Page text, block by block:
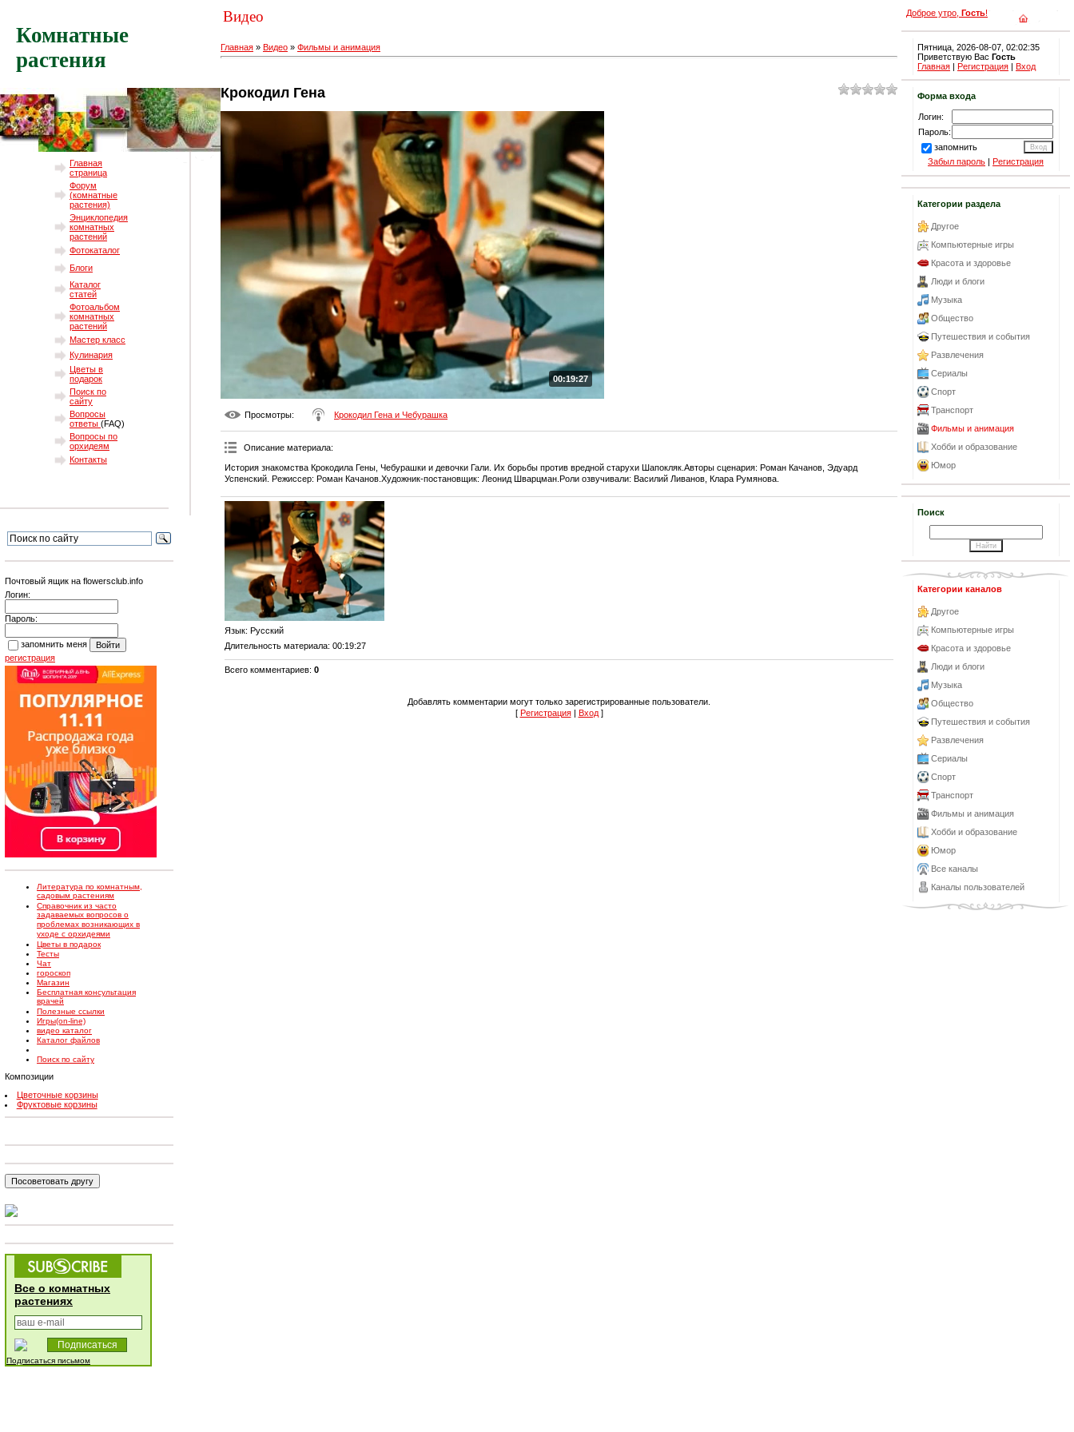
Комнатные
растения
Главная
страница
Форум
(комнатные
растения)
Энциклопедия
комнатных
растений
Фотокаталог
Блоги
Каталог
статей
Фотоальбом
комнатных
растений
Мастер класс
Кулинария
Цветы в
подарок
Поиск по
сайту
Вопросы
ответы (FAQ)
Вопросы по
орхидеям
Контакты
Почтовый ящик на flowersclub.info
Логин:
Пароль:
запомнить меня
регистрация
Литература по комнатным,
садовым растениям
Справочник из часто
задаваемых вопросов о
проблемах возникающих в
уходе с орхидеями
Цветы в подарок
Тесты
Чат
гороскоп
Магазин
Бесплатная консультация
врачей
Полезные ссылки
Игры(on-line)
видео каталог
Каталог файлов
Поиск по сайту
Композиции
Цветочные корзины
Фруктовые корзины
Все о комнатных
растениях
Подписаться письмом
Видео Доброе утро, Гость!
Главная » Видео » Фильмы и анимация
Крокодил Гена
00:19:27
Просмотры: Крокодил Гена и Чебурашка
Описание материала:
История знакомства Крокодила Гены, Чебурашки и девочки Гали. Их борьбы против вредной старухи Шапокляк.Авторы сценария: Роман Качанов, Эдуард
Успенский. Режиссер: Роман Качанов.Художник-постановщик: Леонид Шварцман.Роли озвучивали: Василий Ливанов, Клара Румянова.
Язык: Русский
Длительность материала: 00:19:27
Всего комментариев: 0
Добавлять комментарии могут только зарегистрированные пользователи.
[ Регистрация| Вход]
Пятница, 2026-08-07, 02:02:35
Приветствую Вас Гость
Главная | Регистрация | Вход
Форма входа
Логин:
Пароль:
запомнить
Забыл пароль | Регистрация
Категории раздела
Другое
Компьютерные игры
Красота и здоровье
Люди и блоги
Музыка
Общество
Путешествия и события
Развлечения
Сериалы
Спорт
Транспорт
Фильмы и анимация
Хобби и образование
Юмор
Поиск
Категории каналов
Другое
Компьютерные игры
Красота и здоровье
Люди и блоги
Музыка
Общество
Путешествия и события
Развлечения
Сериалы
Спорт
Транспорт
Фильмы и анимация
Хобби и образование
Юмор
Все каналы
Каналы пользователей